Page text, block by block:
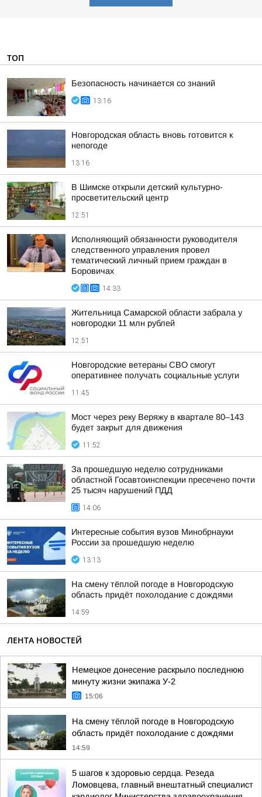
ТОП
Безопасность начинается со знаний
13:16
Новгородская область вновь готовится к
непогоде
13:16
В Шимске открыли детский культурно-
просветительский центр
12:51
Исполняющий обязанности руководителя
следственного управления провел
тематический личный прием граждан в
Боровичах
14:33
Жительница Самарской области забрала у
новгородки 11 млн рублей
12:51
Новгородские ветераны СВО смогут
оперативнее получать социальные услуги
11:45
Мост через реку Веряжу в квартале 80–143
будет закрыт для движения
11:52
За прошедшую неделю сотрудниками
областной Госавтоинспекции пресечено почти
25 тысяч нарушений ПДД
14:06
Интересные события вузов Минобрнауки
России за прошедшую неделю
13:13
На смену тёплой погоде в Новгородскую
область придёт похолодание с дождями
14:59
ЛЕНТА НОВОСТЕЙ
Немецкое донесение раскрыло последнюю
минуту жизни экипажа У-2
15:06
На смену тёплой погоде в Новгородскую
область придёт похолодание с дождями
14:59
5 шагов к здоровью сердца. Резеда
Ломовцева, главный внештатный специалист